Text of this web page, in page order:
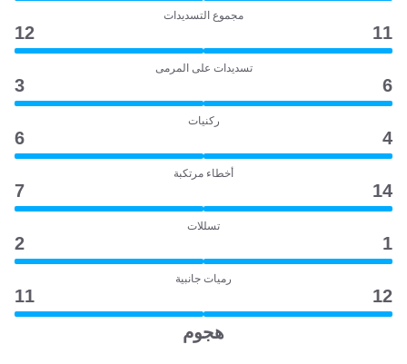
مجموع التسديدات
11
12
تسديدات على المرمى
6
3
ركنيات
4
6
أخطاء مرتكبة
14
7
تسللات
1
2
رميات جانبية
12
11
هجوم